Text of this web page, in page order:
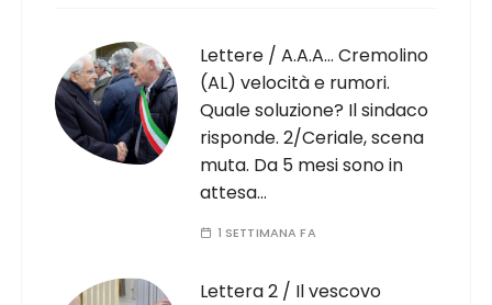
Lettere / A.A.A… Cremolino
(AL) velocità e rumori.
Quale soluzione? Il sindaco
risponde. 2/Ceriale, scena
muta. Da 5 mesi sono in
attesa…
1 SETTIMANA FA
Lettera 2 / Il vescovo